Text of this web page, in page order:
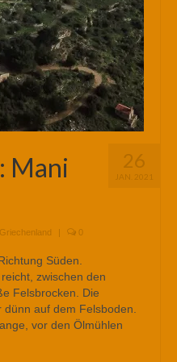
26
JAN. 2021
Mani
Griechenland | 0
Süden.
zwischen den
Felsbrocken. Die
auf dem Felsboden.
vor den Ölmühlen